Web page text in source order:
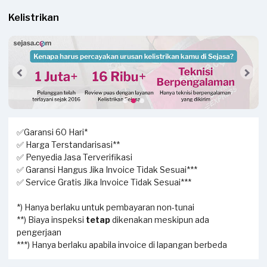
Kelistrikan
✅Garansi 60 Hari*
✅ Harga Terstandarisasi**
✅ Penyedia Jasa Terverifikasi
✅ Garansi Hangus Jika Invoice Tidak Sesuai***
✅ Service Gratis Jika Invoice Tidak Sesuai***
*) Hanya berlaku untuk pembayaran non-tunai
**) Biaya inspeksi tetapdikenakan meskipun ada
pengerjaan
***) Hanya berlaku apabila invoice di lapangan berbeda